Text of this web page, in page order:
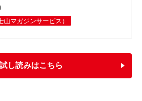
山マガジンサービス）
試し読みはこちら